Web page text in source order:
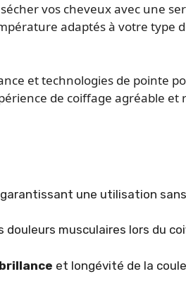
vos cheveux avec une
adaptés à votre
et technologies de pointe
de coiffage agréable et
garantissant une utilisation
douleurs musculaires lors du
brillance et longévité de la